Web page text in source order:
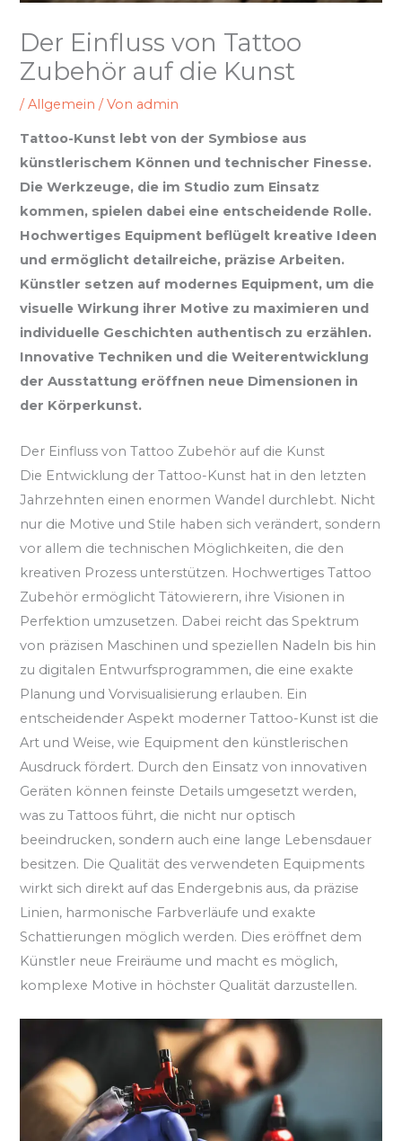
Der Einfluss von Tattoo
Zubehör auf die Kunst
/Allgemein / Von admin
Tattoo-Kunst lebt von der Symbiose aus
künstlerischem Können und technischer Finesse.
Die Werkzeuge, die im Studio zum Einsatz
kommen, spielen dabei eine entscheidende Rolle.
Hochwertiges Equipment beflügelt kreative Ideen
und ermöglicht detailreiche, präzise Arbeiten.
Künstler setzen auf modernes Equipment, um die
visuelle Wirkung ihrer Motive zu maximieren und
individuelle Geschichten authentisch zu erzählen.
Innovative Techniken und die Weiterentwicklung
der Ausstattung eröffnen neue Dimensionen in
der Körperkunst.
Der Einfluss von Tattoo Zubehör auf die Kunst
Die Entwicklung der Tattoo-Kunst hat in den letzten
Jahrzehnten einen enormen Wandel durchlebt. Nicht
nur die Motive und Stile haben sich verändert, sondern
vor allem die technischen Möglichkeiten, die den
kreativen Prozess unterstützen. Hochwertiges Tattoo
Zubehör ermöglicht Tätowierern, ihre Visionen in
Perfektion umzusetzen. Dabei reicht das Spektrum
von präzisen Maschinen und speziellen Nadeln bis hin
zu digitalen Entwurfsprogrammen, die eine exakte
Planung und Vorvisualisierung erlauben. Ein
entscheidender Aspekt moderner Tattoo-Kunst ist die
Art und Weise, wie Equipment den künstlerischen
Ausdruck fördert. Durch den Einsatz von innovativen
Geräten können feinste Details umgesetzt werden,
was zu Tattoos führt, die nicht nur optisch
beeindrucken, sondern auch eine lange Lebensdauer
besitzen. Die Qualität des verwendeten Equipments
wirkt sich direkt auf das Endergebnis aus, da präzise
Linien, harmonische Farbverläufe und exakte
Schattierungen möglich werden. Dies eröffnet dem
Künstler neue Freiräume und macht es möglich,
komplexe Motive in höchster Qualität darzustellen.